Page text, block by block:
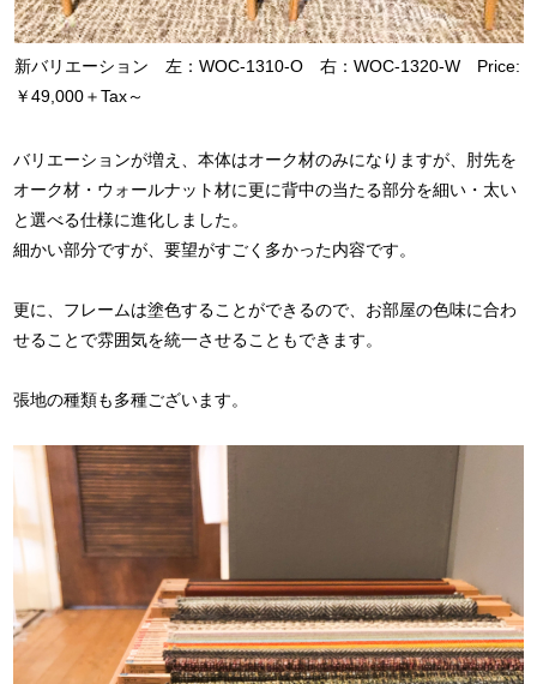
新バリエーション 左：WOC-1310-O 右：WOC-1320-W Price:
￥49,000＋Tax～
バリエーションが増え、本体はオーク材のみになりますが、肘先を
オーク材・ウォールナット材に更に背中の当たる部分を細い・太い
と選べる仕様に進化しました。
細かい部分ですが、要望がすごく多かった内容です。
更に、フレームは塗色することができるので、お部屋の色味に合わ
せることで雰囲気を統一させることもできます。
張地の種類も多種ございます。